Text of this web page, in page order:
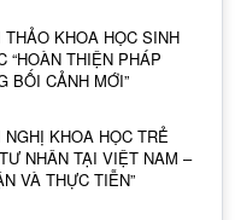
KHOA HỌC SINH
“HOÀN THIỆN PHÁP
BỐI CẢNH MỚI”
KHOA HỌC TRẺ
NHÂN TẠI VIỆT NAM –
VÀ THỰC TIỄN”